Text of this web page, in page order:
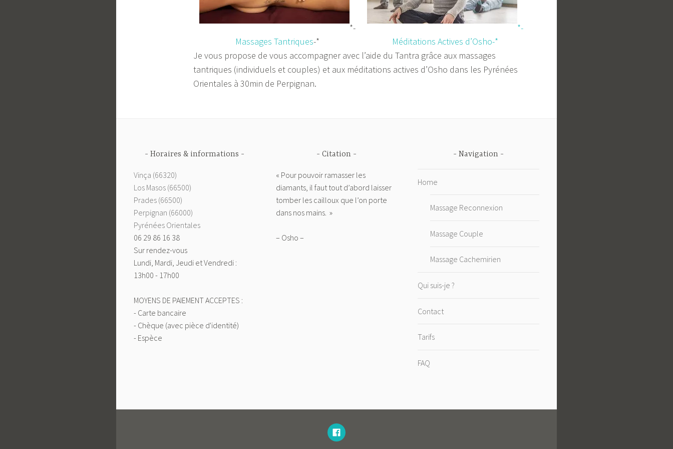
*-
Massages Tantriques-*
*-
Méditations Actives d’Osho-*
Je vous propose de vous accompagner avec l’aide du Tantra grâce aux massages
tantriques (individuels et couples) et aux méditations actives d’Osho dans les Pyrénées
Orientales à 30min de Perpignan.
Horaires & informations
Vinça (66320)
Los Masos (66500)
Prades (66500)
Perpignan (66000)
Pyrénées Orientales
06 29 86 16 38
Sur rendez-vous
Lundi, Mardi, Jeudi et Vendredi :
13h00 - 17h00
MOYENS DE PAIEMENT ACCEPTES :
- Carte bancaire
- Chèque (avec pièce d'identité)
- Espèce
Citation
« Pour pouvoir ramasser les
diamants, il faut tout d’abord laisser
tomber les cailloux que l’on porte
dans nos mains. »
– Osho –
Navigation
Home
Massage Reconnexion
Massage Couple
Massage Cachemirien
Qui suis-je ?
Contact
Tarifs
FAQ
FACEBOOK